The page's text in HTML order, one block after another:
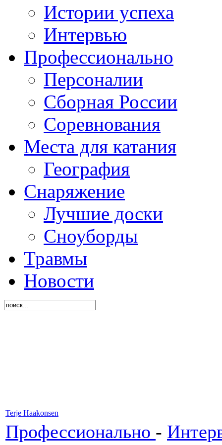
Истории успеха
Интервью
Профессионально
Персоналии
Сборная России
Соревнования
Места для катания
География
Снаряжение
Лучшие доски
Сноуборды
Травмы
Новости
Terje Haakonsen
Профессионально -